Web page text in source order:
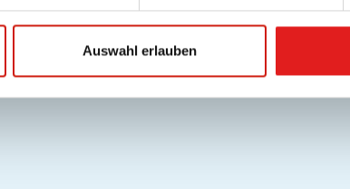
Auswahl erlauben